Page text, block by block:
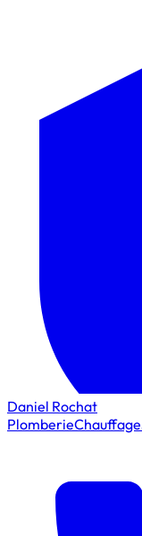
Daniel Rochat
PlomberieChauffage